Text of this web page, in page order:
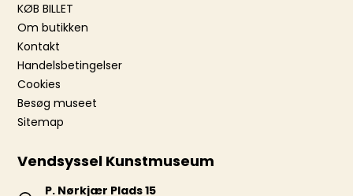
KØB BILLET
Om butikken
Kontakt
Handelsbetingelser
Cookies
Besøg museet
Sitemap
Vendsyssel Kunstmuseum
P. Nørkjær Plads 15